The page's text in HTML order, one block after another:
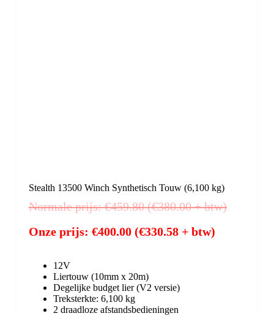
Stealth 13500 Winch Synthetisch Touw (6,100 kg)
Normale prijs:€459.80(€380.00+ btw)
Onze prijs: €400.00(€330.58+ btw)
12V
Liertouw (10mm x 20m)
Degelijke budget lier (V2 versie)
Treksterkte: 6,100 kg
2 draadloze afstandsbedieningen